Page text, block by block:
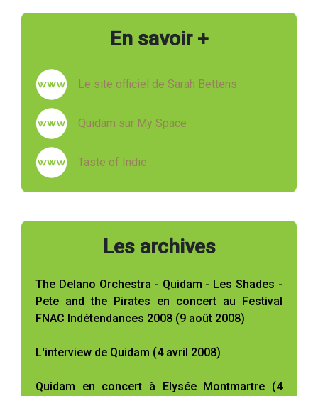
En savoir +
Le site officiel de Sarah Bettens
Quidam sur My Space
Taste of Indie
Les archives
The Delano Orchestra - Quidam - Les Shades -
Pete and the Pirates en concert au Festival
FNAC Indétendances 2008 (9 août 2008)
L'interview de Quidam (4 avril 2008)
Quidam en concert à Elysée Montmartre (4